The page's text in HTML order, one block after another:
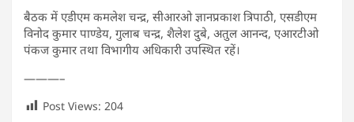
बैठक में एडीएम कमलेश चन्द्र, सीआरओ ज्ञानप्रकाश त्रिपाठी, एसडीएम
विनोद कुमार पाण्डेय, गुलाब चन्द्र, शैलेश दुबे, अतुल आनन्द, एआरटीओ
पंकज कुमार तथा विभागीय अधिकारी उपस्थित रहें।
———–
Post Views: 204